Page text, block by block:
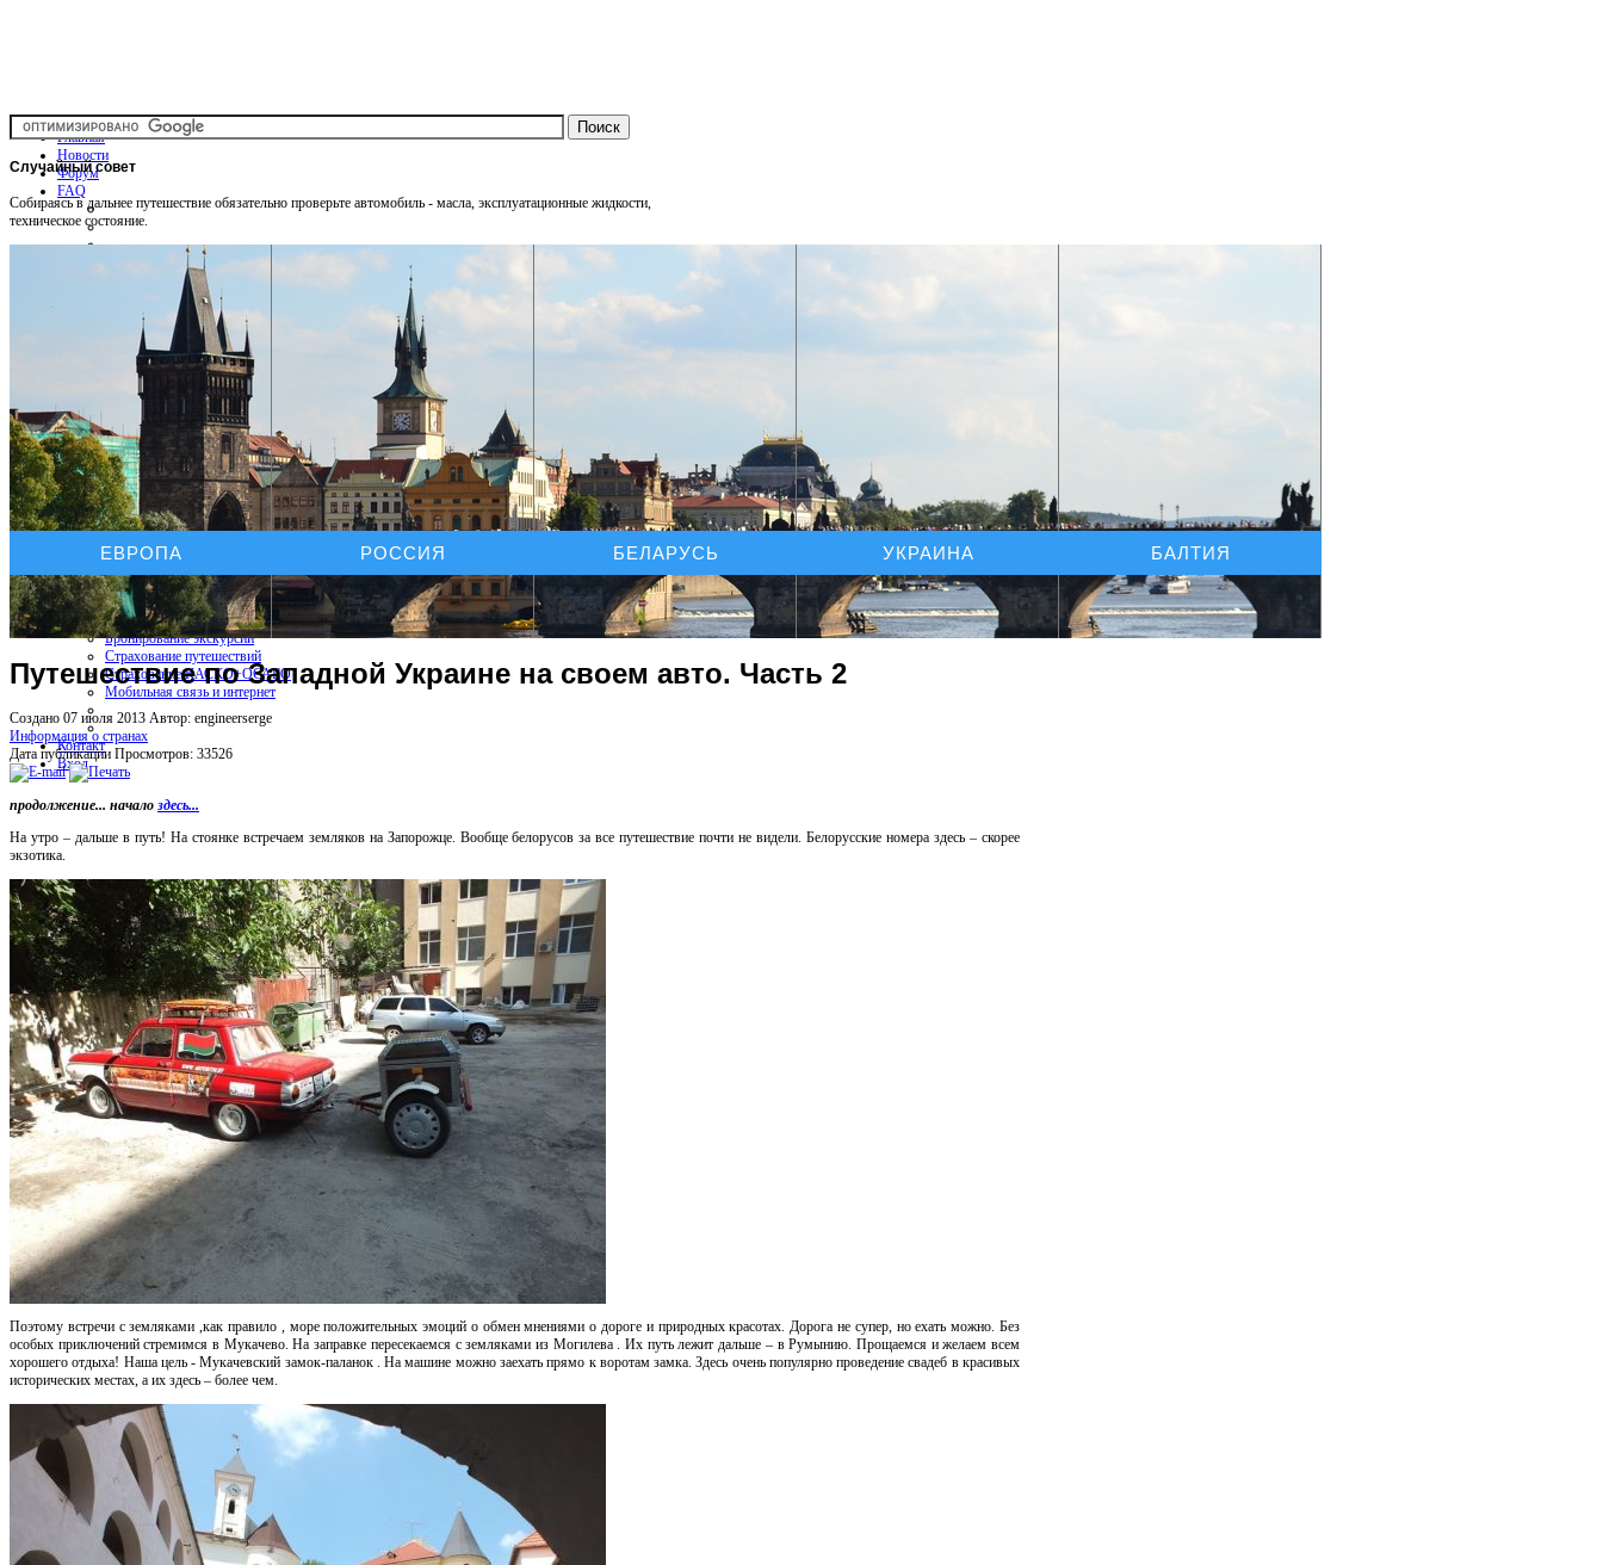
Главная
Новости
Форум
FAQ
Общая информация
Советы Автотуристу
Правила дор.движения
Карты и путеводители
Интерактивная карта
Карты платных дорог
Карта сайта
Услуги On-line
Бронирование отелей
Бронирование автомобиля
Бронирование экскурсий
Страхование путешествий
Страхование КАСКО+ОСАГО
Мобильная связь и интернет
Контакт
Вход
Случайныйсовет
Собираясь в дальнее путешествие обязательно проверьте автомобиль - масла, эксплуатационные жидкости,
техническое состояние.
ЕВРОПА РОССИЯ БЕЛАРУСЬ УКРАИНА БАЛТИЯ
Путешествие по Западной Украине на своем авто. Часть 2
Создано 07 июля 2013 Автор: engineerserge
Информация о странах
Дата публикации Просмотров: 33526
продолжение... начало здесь...
На утро – дальше в путь! На стоянке встречаем земляков на Запорожце. Вообще белорусов за все путешествие почти не видели. Белорусские номера здесь – скорее
экзотика.
Поэтому встречи с земляками ,как правило , море положительных эмоций о обмен мнениями о дороге и природных красотах. Дорога не супер, но ехать можно. Без
особых приключений стремимся в Мукачево. На заправке пересекаемся с земляками из Могилева . Их путь лежит дальше – в Румынию. Прощаемся и желаем всем
хорошего отдыха! Наша цель - Мукачевский замок-паланок . На машине можно заехать прямо к воротам замка. Здесь очень популярно проведение свадеб в красивых
исторических местах, а их здесь – более чем.